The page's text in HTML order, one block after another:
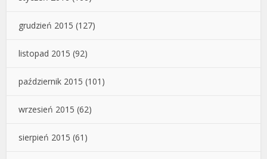
grudzień 2015 (127)
listopad 2015 (92)
październik 2015 (101)
wrzesień 2015 (62)
sierpień 2015 (61)